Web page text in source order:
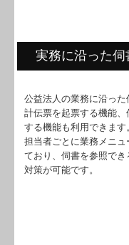
実務に沿った
公益法人の業務に沿っ
計伝票を起票する機能
する機能も利用できます
担当者ごとに業務メニ
ており、伺書を参照で
対策が可能です。